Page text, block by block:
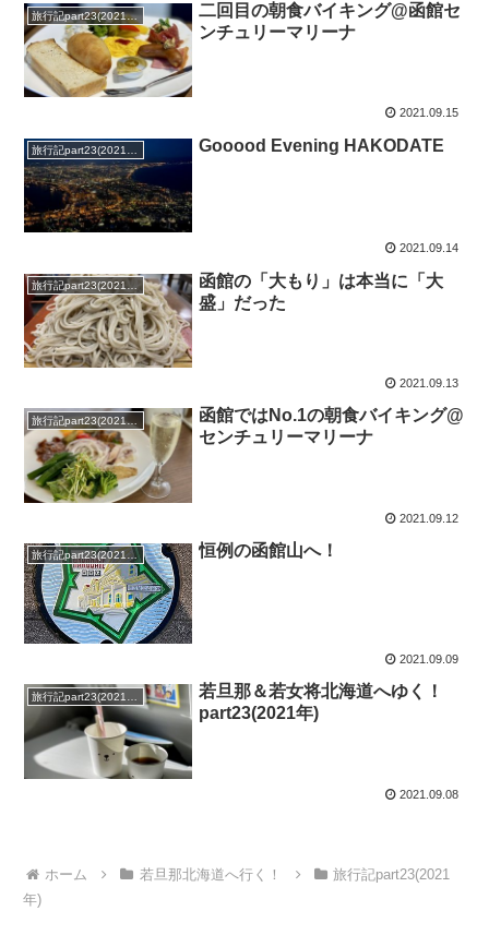
旅行記part23(2021年)
二回目の朝食バイキング@函館セ
ンチュリーマリーナ
2021.09.15
旅行記part23(2021年) Gooood Evening HAKODATE
2021.09.14
旅行記part23(2021年)
函館の「大もり」は本当に「大
盛」だった
2021.09.13
旅行記part23(2021年)
函館ではNo.1の朝食バイキング@
センチュリーマリーナ
2021.09.12
旅行記part23(2021年) 恒例の函館山へ！
2021.09.09
若旦那＆若女将北海道へゆく！
part23(2021年)
2021.09.08
ホーム 若旦那北海道へ行く！
旅行記part23(2021
年)